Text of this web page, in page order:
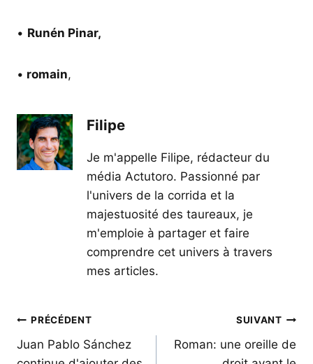
• Runén Pinar,
• romain,
Filipe
Je m'appelle Filipe, rédacteur du
média Actutoro. Passionné par
l'univers de la corrida et la
majestuosité des taureaux, je
m'emploie à partager et faire
comprendre cet univers à travers
mes articles.
Navigation
de
PRÉCÉDENT
Juan Pablo Sánchez
SUIVANT
Roman: une oreille de